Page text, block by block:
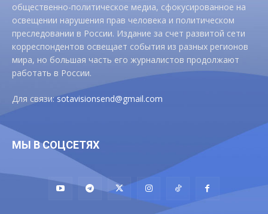
общественно-политическое медиа, сфокусированное на
освещении нарушения прав человека и политическом
преследовании в России. Издание за счет развитой сети
корреспондентов освещает события из разных регионов
мира, но большая часть его журналистов продолжают
работать в России.
Для связи:sotavisionsend@gmail.com
МЫ В СОЦСЕТЯХ